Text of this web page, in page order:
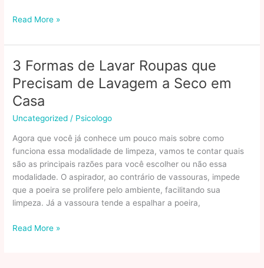
cel_cash
são
formas
de
receber
pagamento
no
cartão
de
crédito?
Read More »
3 Formas de Lavar Roupas que
Precisam de Lavagem a Seco em
Casa
Uncategorized / Psicologo
Agora que você já conhece um pouco mais sobre como
funciona essa modalidade de limpeza, vamos te contar quais
são as principais razões para você escolher ou não essa
modalidade. O aspirador, ao contrário de vassouras, impede
que a poeira se prolifere pelo ambiente, facilitando sua
limpeza. Já a vassoura tende a espalhar a poeira,
3
Read More »